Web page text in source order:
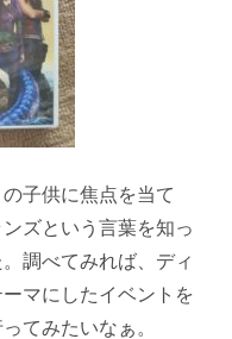
子供に焦点を当て
ズという言葉を知っ
調べてみれば、ディ
マにしたイベントを
てみたいなぁ。